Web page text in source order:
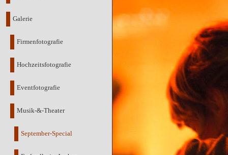
Galerie
Firmenfotografie
Hochzeitsfotografie
Eventfotografie
Musik-&-Theater
September-Special